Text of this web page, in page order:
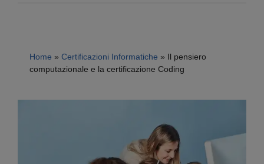
Home » Certificazioni Informatiche » Il pensiero
computazionale e la certificazione Coding